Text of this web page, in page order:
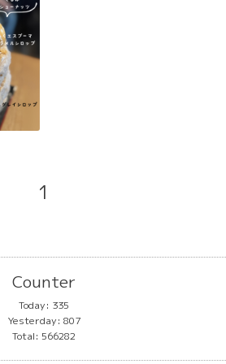
1
Counter
Today: 335
Yesterday: 807
Total: 566282